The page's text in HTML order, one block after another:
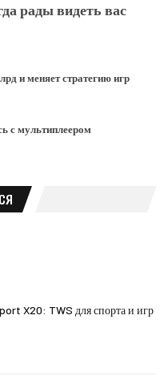
рады видеть вас
и меняет стратегию игр
с мультиплеером
X20: TWS для спорта и игр